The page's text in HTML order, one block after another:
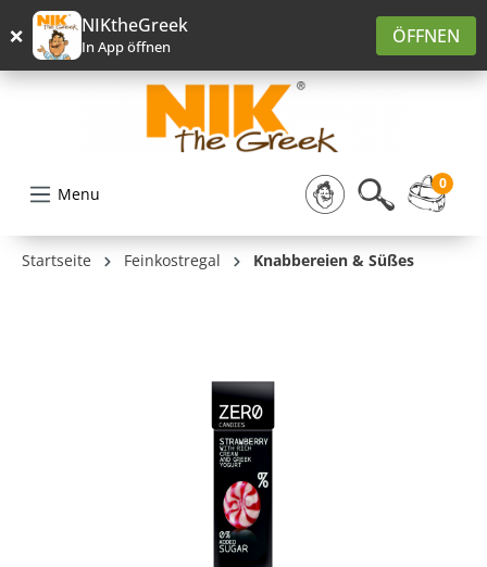
springen
× NIKtheGreek
In App öffnen ÖFFNEN
Menu
0
Startseite Feinkostregal Knabbereien & Süßes